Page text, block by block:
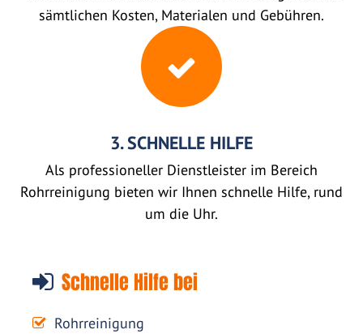
sämtlichen Kosten, Materialen und Gebühren.
3. SCHNELLE HILFE
Als professioneller Dienstleister im Bereich
Rohrreinigung bieten wir Ihnen schnelle Hilfe, rund
um die Uhr.
Schnelle Hilfe bei
Rohrreinigung